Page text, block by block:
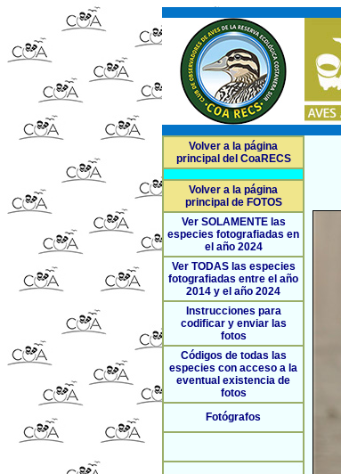
Volver a la página
principal del CoaRECS
Volver a la página
principal de FOTOS
Ver SOLAMENTE las
especies fotografiadas en
el año 2024
Ver TODAS las especies
fotografiadas entre el año
2014 y el año 2024
Instrucciones para
codificar y enviar las
fotos
Códigos de todas las
especies con acceso a la
eventual existencia de
fotos
Fotógrafos